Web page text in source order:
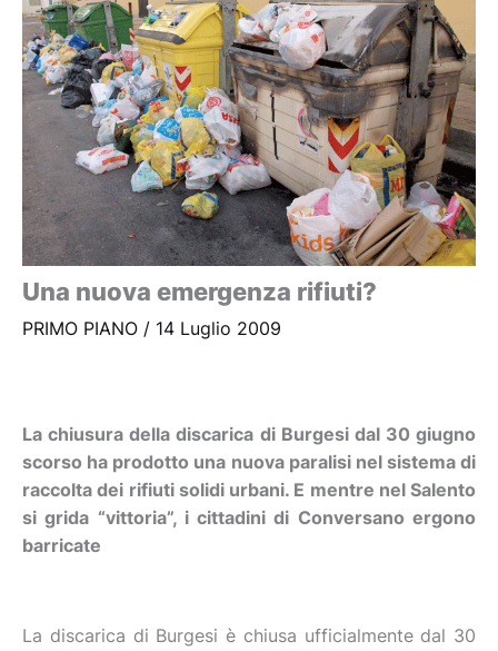
Una nuova emergenza rifiuti?
PRIMO PIANO / 14 Luglio 2009
La chiusura della discarica di Burgesi dal 30 giugno
scorso ha prodotto una nuova paralisi nel sistema di
raccolta dei rifiuti solidi urbani. E mentre nel Salento
si grida “vittoria”, i cittadini di Conversano ergono
barricate
La discarica di Burgesi è chiusa ufficialmente dal 30